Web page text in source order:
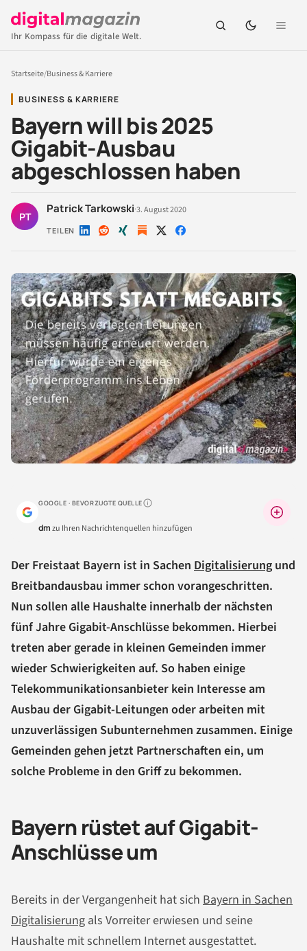
Ihr Kompass für die digitale Welt.
Startseite/Business & Karriere
BUSINESS & KARRIERE
Bayern will bis 2025
Gigabit-Ausbau
abgeschlossen haben
PT
Patrick Tarkowski·3. August 2020
TEILEN Auf Auf Auf Auf Auf
GOOGLE · BEVORZUGTE QUELLEWarum lohnt sich das?
dmzu Ihren Nachrichtenquellen hinzufügen
Der Freistaat Bayern ist in Sachen Digitalisierung und
Breitbandausbau immer schon vorangeschritten.
Nun sollen alle Haushalte innerhalb der nächsten
fünf Jahre Gigabit-Anschlüsse bekommen. Hierbei
treten aber gerade in kleinen Gemeinden immer
wieder Schwierigkeiten auf. So haben einige
Telekommunikationsanbieter kein Interesse am
Ausbau der Gigabit-Leitungen oder arbeiten mit
unzuverlässigen Subunternehmen zusammen. Einige
Gemeinden gehen jetzt Partnerschaften ein, um
solche Probleme in den Griff zu bekommen.
Bayern rüstet auf Gigabit-
Anschlüsse um
Bereits in der Vergangenheit hat sich Bayern in Sachen
Digitalisierung als Vorreiter erwiesen und seine
Haushalte mit schnellem Internet ausgestattet.